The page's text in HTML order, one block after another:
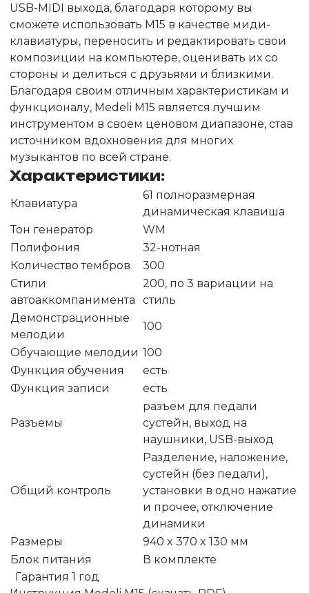
USB-MIDI выхода, благодаря которому вы
сможете использовать М15 в качестве миди-
клавиатуры, переносить и редактировать свои
композиции на компьютере, оценивать их со
стороны и делиться с друзьями и близкими.
Благодаря своим отличным характеристикам и
функционалу, Medeli М15 является лучшим
инструментом в своем ценовом диапазоне, став
источником вдохновения для многих
музыкантов по всей стране.
Характеристики:
Клавиатура
61 полноразмерная
динамическая клавиша
Тон генератор
WM
Полифония
32-нотная
Количество тембров
300
Стили
автоаккомпанимента
200, по 3 вариации на
стиль
Демонстрационные
мелодии
100
Обучающие мелодии 100
Функция обучения
есть
Функция записи
есть
Разъемы
разъем для педали
сустейн, выход на
наушники, USB-выход
Общий контроль
Разделение, наложение,
сустейн (без педали),
установки в одно нажатие
и прочее, отключение
динамики
Размеры
940 x 370 x 130 мм
Блок питания
В комплекте
Гарантия 1 год